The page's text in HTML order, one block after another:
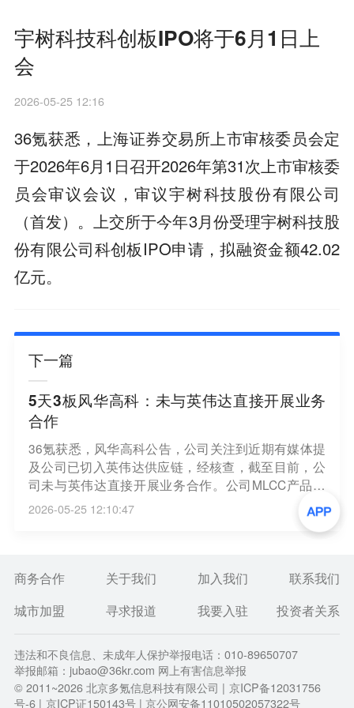
宇树科技科创板IPO将于6月1日上
会
2026-05-25 12:16
36氪获悉，上海证券交易所上市审核委员会定
于2026年6月1日召开2026年第31次上市审核委
员会审议会议，审议宇树科技股份有限公司
（首发）。上交所于今年3月份受理宇树科技股
份有限公司科创板IPO申请，拟融资金额42.02
亿元。
下一篇
5天3板风华高科：未与英伟达直接开展业务
合作
36氪获悉，风华高科公告，公司关注到近期有媒体提
及公司已切入英伟达供应链，经核查，截至目前，公
司未与英伟达直接开展业务合作。公司MLCC产品营
业收入占公司整体营业收入的比例约为40%，其中高
端MLCC产品营收占MLCC产品总营收的比例约为35%
2026-05-25 12:10:47
商务合作 关于我们 加入我们
联系我们
城市加盟
寻求报道 我要入驻 投资者关系
违法和不良信息、未成年人保护举报电话：010-89650707
举报邮箱：jubao@36kr.com 网上有害信息举报
© 2011~2026北京多氪信息科技有限公司 | 京ICP备12031756
号-6 | 京ICP证150143号 | 京公网安备11010502057322号